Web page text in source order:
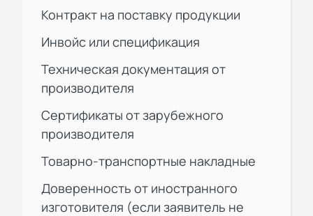
Контракт на поставку продукции
Инвойс или спецификация
Техническая документация от
производителя
Сертификаты от зарубежного
производителя
Товарно-транспортные накладные
Доверенность от иностранного
изготовителя (если заявитель не